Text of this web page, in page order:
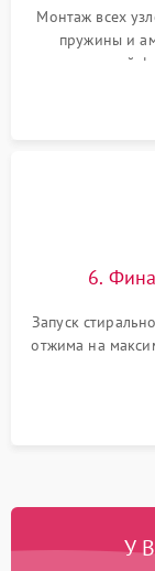
Монтаж всех
пружины и
надежной
герметиком для
6.
Запуск
отжима на
У